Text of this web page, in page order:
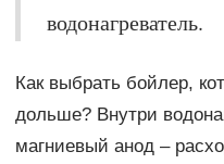
водонагреватель.
Как выбрать бойлер,
дольше? Внутри
магниевый анод –